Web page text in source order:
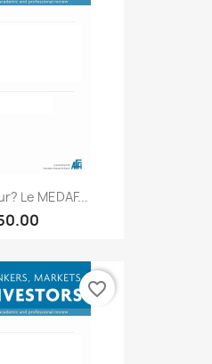
Le MEDAF...
favorite_border